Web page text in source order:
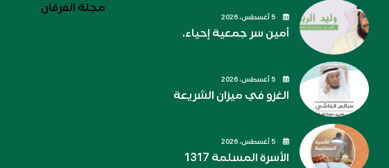
أمين سر جمعية إحياء.
الغزو في ميزان الشريعة
الأسرة المسلمة 1317
مجلة الفرقان